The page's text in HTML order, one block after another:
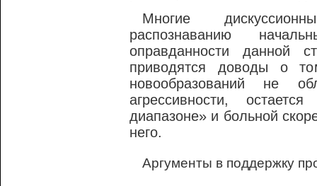
Многие
распознаванию
оправданности данной
приводятся доводы о
новообразований не
агрессивности,
диапазоне» и больной
него.
Аргументы в поддержку